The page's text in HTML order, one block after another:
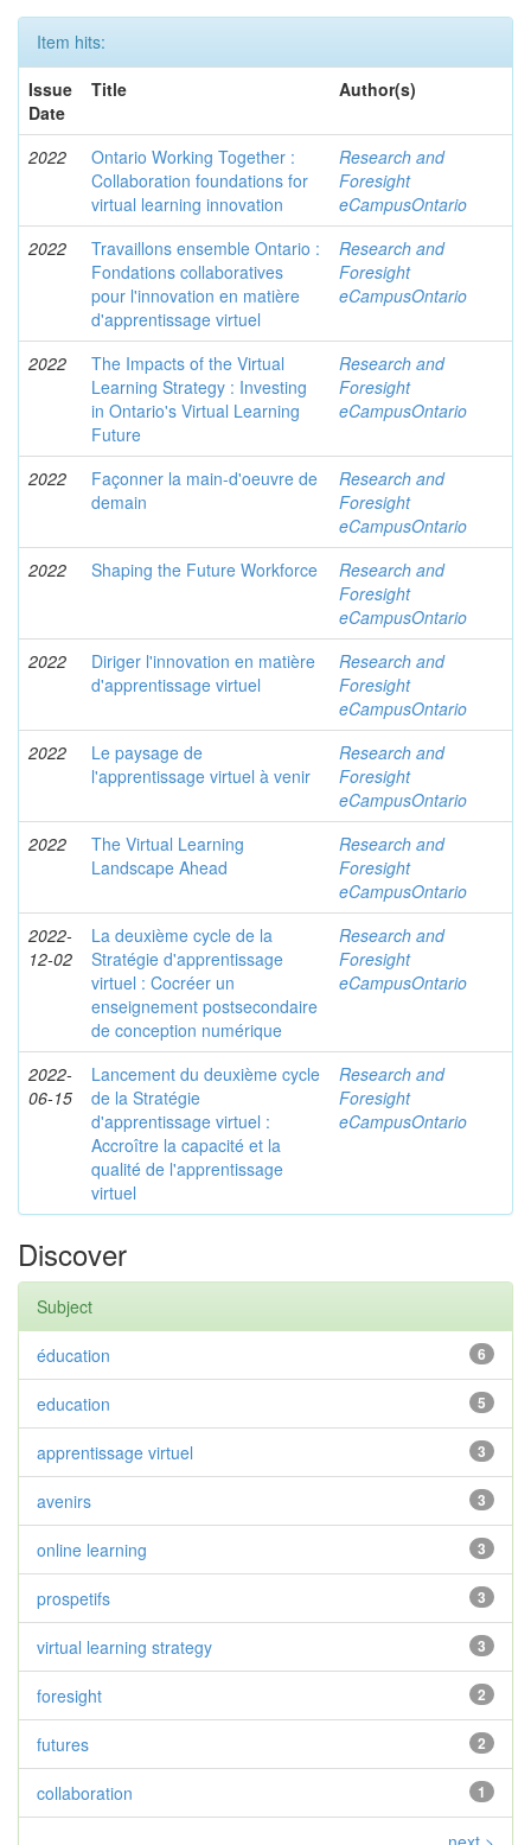
Item hits:
Issue
Date
Title Author(s)
2022
Ontario Working Together :
Collaboration foundations for
virtual learning innovation
Research and
Foresight
eCampusOntario
2022
Travaillons ensemble Ontario :
Fondations collaboratives
pour l'innovation en matière
d'apprentissage virtuel
Research and
Foresight
eCampusOntario
2022
The Impacts of the Virtual
Learning Strategy : Investing
in Ontario's Virtual Learning
Future
Research and
Foresight
eCampusOntario
2022
Façonner la main-d'oeuvre de
demain
Research and
Foresight
eCampusOntario
2022
Shaping the Future Workforce
Research and
Foresight
eCampusOntario
2022
Diriger l'innovation en matière
d'apprentissage virtuel
Research and
Foresight
eCampusOntario
2022
Le paysage de
l'apprentissage virtuel à venir
Research and
Foresight
eCampusOntario
2022
The Virtual Learning
Landscape Ahead
Research and
Foresight
eCampusOntario
2022-
12-02
La deuxième cycle de la
Stratégie d'apprentissage
virtuel : Cocréer un
enseignement postsecondaire
de conception numérique
Research and
Foresight
eCampusOntario
2022-
06-15
Lancement du deuxième cycle
de la Stratégie
d'apprentissage virtuel :
Accroître la capacité et la
qualité de l'apprentissage
virtuel
Research and
Foresight
eCampusOntario
Discover
Subject
6
éducation
5
education
3
apprentissage virtuel
3
avenirs
3
online learning
3
prospetifs
3
virtual learning strategy
2
foresight
2
futures
1
collaboration